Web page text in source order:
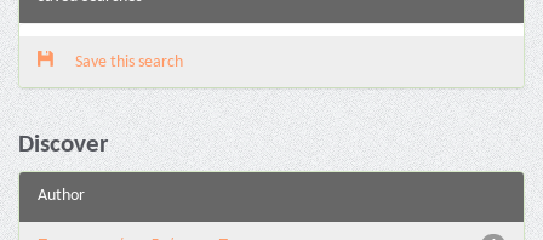
Save this search
Discover
Author